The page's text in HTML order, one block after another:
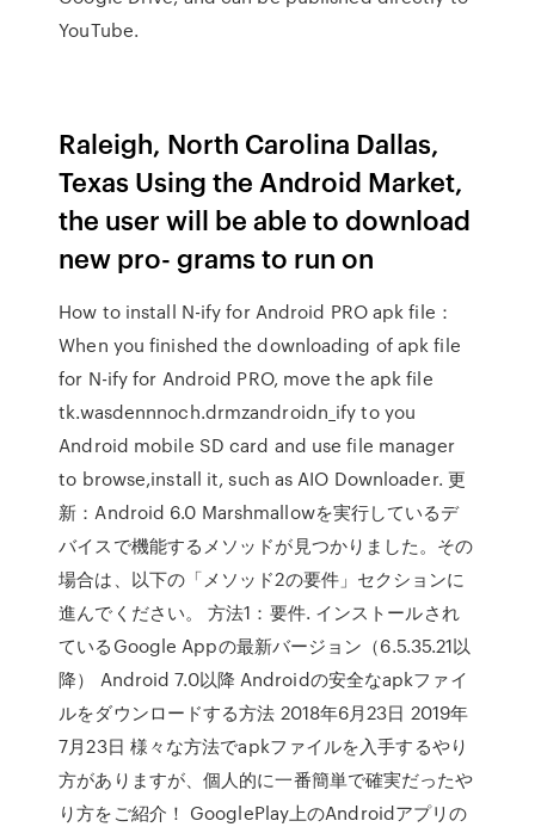
YouTube.
Raleigh, North Carolina Dallas,
Texas Using the Android Market,
the user will be able to download
new pro- grams to run on
How to install N-ify for Android PRO apk file：
When you finished the downloading of apk file
for N-ify for Android PRO, move the apk file
tk.wasdennnoch.drmzandroidn_ify to you
Android mobile SD card and use file manager
to browse,install it, such as AIO Downloader. 更
新：Android 6.0 Marshmallowを実行しているデ
バイスで機能するメソッドが見つかりました。その
場合は、以下の「メソッド2の要件」セクションに
進んでください。 方法1：要件. インストールされ
ているGoogle Appの最新バージョン（6.5.35.21以
降） Android 7.0以降 Androidの安全なapkファイ
ルをダウンロードする方法 2018年6月23日 2019年
7月23日 様々な方法でapkファイルを入手するやり
方がありますが、個人的に一番簡単で確実だったや
り方をご紹介！ GooglePlay上のAndroidアプリの